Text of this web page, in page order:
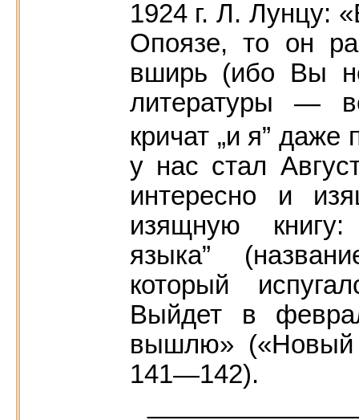
1924 г. Л. Лунцу:
Опоязе, то он
вширь (ибо Вы
литературы —
кричат „и я”
у нас стал
интересно и
изящную книгу:
языка”
который
Выйдет в
вышлю» («Новый
141—142).